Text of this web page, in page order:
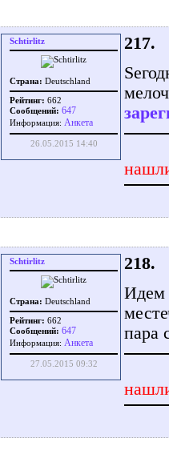
Schtirlitz
Страна: Deutschland
Рейтинг: 662
Сообщений: 647
Информация: Aнкета
26.05.2015 14:40
217.
Schtirlitz
Страна: Deutschland
Рейтинг: 662
Сообщений: 647
Информация: Aнкета
27.05.2015 09:32
218.
Идем
пара